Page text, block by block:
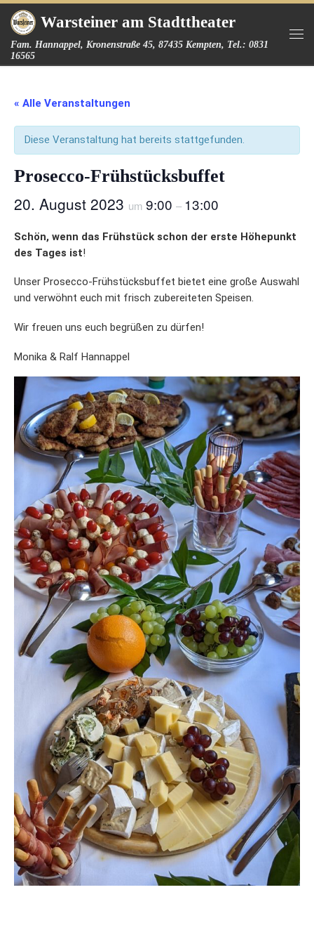
Zum Inhalt springen
Warsteiner am Stadttheater
Fam. Hannappel, Kronenstraße 45, 87435 Kempten, Tel.: 0831
16565
« Alle Veranstaltungen
Diese Veranstaltung hat bereits stattgefunden.
Prosecco-Frühstücksbuffet
20. August 2023 um 9:00 – 13:00
Schön, wenn das Frühstück schon der erste Höhepunkt
des Tages ist!
Unser Prosecco-Frühstücksbuffet bietet eine große Auswahl
und verwöhnt euch mit frisch zubereiteten Speisen.
Wir freuen uns euch begrüßen zu dürfen!
Monika & Ralf Hannappel